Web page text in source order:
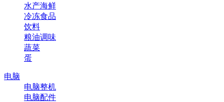
水产海鲜
冷冻食品
饮料
粮油调味
蔬菜
蛋
电脑
电脑整机
电脑配件